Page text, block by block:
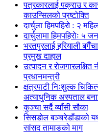
पत्रकारलाई पक्राउ र
काउन्सिलको प्रष्टोक्ति
दार्चुला हिमपहिरो : २
दार्चुलामा हिमपहिरोः ५
भरतपुरलाई हरियाली
प्रमुख दाहाल
उत्पादन र रोजगारलक्षित
प्रधानमन्त्री
क्षत्रपाटी निःशुल्क
अत्याधुनिक अस्पताल
कुञ्चा सर्दै व्याँसी सौका
सिसडोल बञ्चरेडाँडाको
सांसद तामाङको माग